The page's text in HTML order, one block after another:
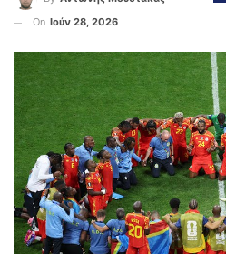
On Ιούν 28, 2026